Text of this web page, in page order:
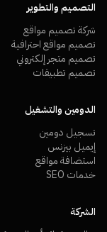
التصميم والتطوير
شركة تصميم مواقع
تصميم مواقع احترافية
تصميم متجر إلكتروني
تصميم تطبيقات
الدومين والتشغيل
تسجيل دومين
إيميل بيزنس
استضافة مواقع
خدمات SEO
الشركة